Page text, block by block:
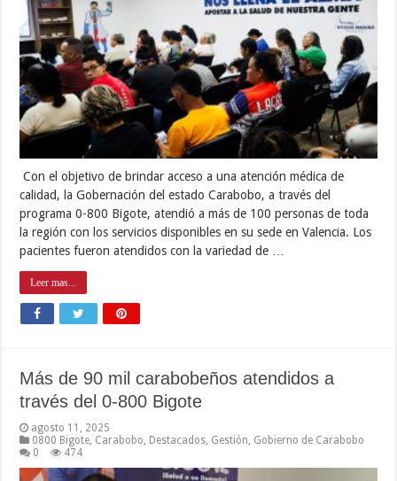
Con el objetivo de brindar acceso a una atención médica de
calidad, la Gobernación del estado Carabobo, a través del
programa 0-800 Bigote, atendió a más de 100 personas de toda
la región con los servicios disponibles en su sede en Valencia. Los
pacientes fueron atendidos con la variedad de …
Leer mas...
Más de 90 mil carabobeños atendidos a
través del 0-800 Bigote
agosto 11, 2025
0800 Bigote, Carabobo, Destacados, Gestión, Gobierno de Carabobo
0
474